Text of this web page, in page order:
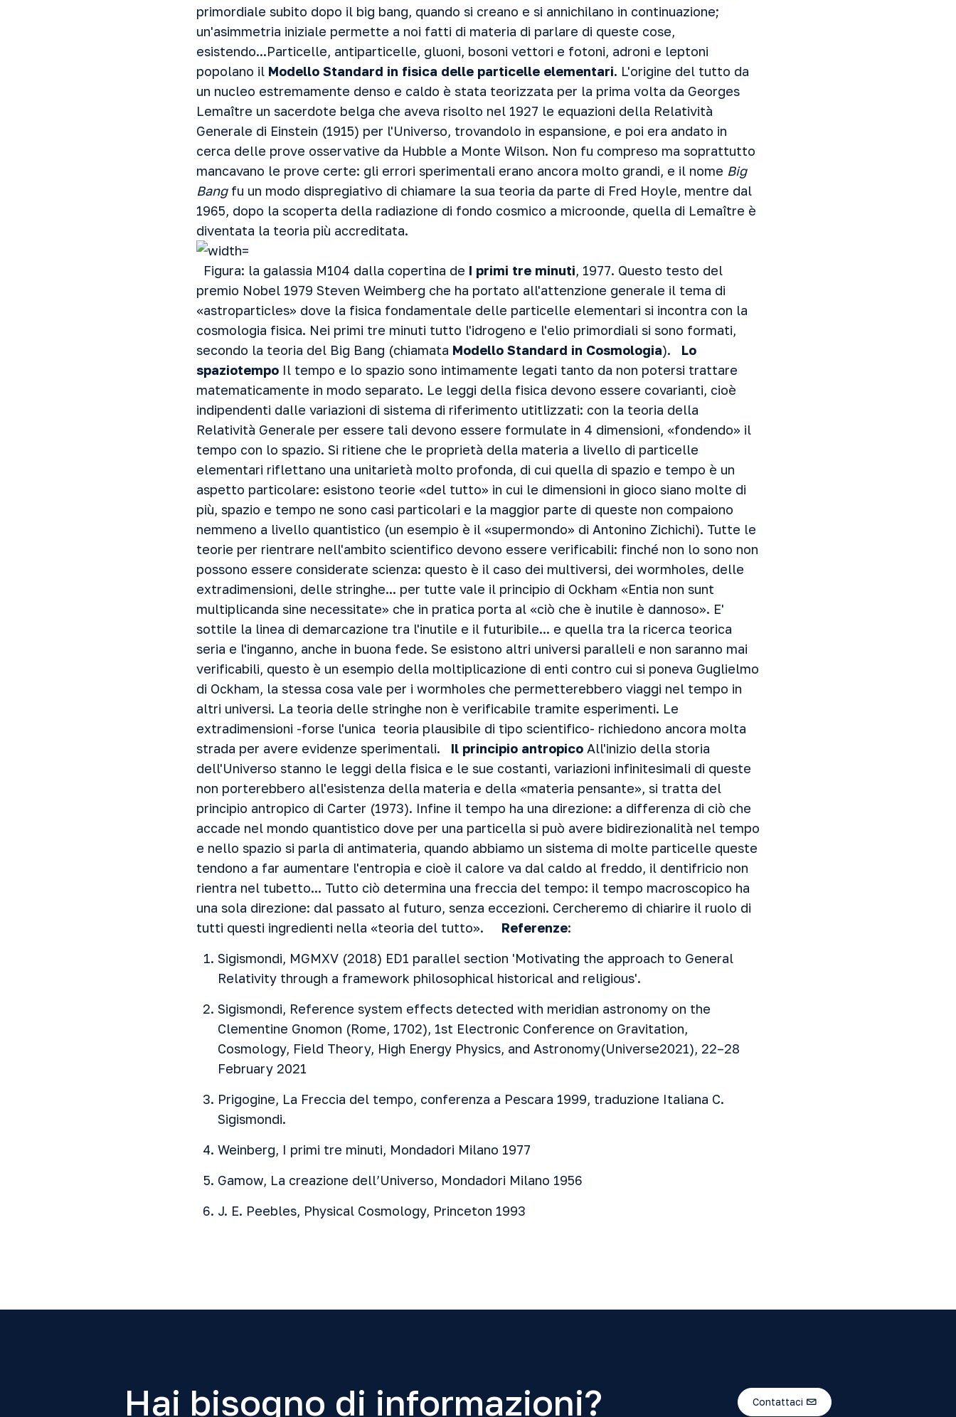
primordiale subito dopo il big bang, quando si creano e si annichilano in continuazione;
un'asimmetria iniziale permette a noi fatti di materia di parlare di queste cose,
esistendo...Particelle, antiparticelle, gluoni, bosoni vettori e fotoni, adroni e leptoni
popolano il Modello Standard in fisica delle particelle elementari. L'origine del tutto da
un nucleo estremamente denso e caldo è stata teorizzata per la prima volta da Georges
Lemaître un sacerdote belga che aveva risolto nel 1927 le equazioni della Relatività
Generale di Einstein (1915) per l'Universo, trovandolo in espansione, e poi era andato in
cerca delle prove osservative da Hubble a Monte Wilson. Non fu compreso ma soprattutto
mancavano le prove certe: gli errori sperimentali erano ancora molto grandi, e il nome Big
Bangfu un modo dispregiativo di chiamare la sua teoria da parte di Fred Hoyle, mentre dal
1965, dopo la scoperta della radiazione di fondo cosmico a microonde, quella di Lemaître è
diventata la teoria più accreditata.
Figura: la galassia M104 dalla copertina de I primi tre minuti, 1977. Questo testo del
premio Nobel 1979 Steven Weimberg che ha portato all'attenzione generale il tema di
«astroparticles» dove la fisica fondamentale delle particelle elementari si incontra con la
cosmologia fisica. Nei primi tre minuti tutto l'idrogeno e l'elio primordiali si sono formati,
secondo la teoria del Big Bang (chiamata Modello Standard in Cosmologia). Lo
spaziotempo Il tempo e lo spazio sono intimamente legati tanto da non potersi trattare
matematicamente in modo separato. Le leggi della fisica devono essere covarianti, cioè
indipendenti dalle variazioni di sistema di riferimento utitlizzati: con la teoria della
Relatività Generale per essere tali devono essere formulate in 4 dimensioni, «fondendo» il
tempo con lo spazio. Si ritiene che le proprietà della materia a livello di particelle
elementari riflettano una unitarietà molto profonda, di cui quella di spazio e tempo è un
aspetto particolare: esistono teorie «del tutto» in cui le dimensioni in gioco siano molte di
più, spazio e tempo ne sono casi particolari e la maggior parte di queste non compaiono
nemmeno a livello quantistico (un esempio è il «supermondo» di Antonino Zichichi). Tutte le
teorie per rientrare nell'ambito scientifico devono essere verificabili: finché non lo sono non
possono essere considerate scienza: questo è il caso dei multiversi, dei wormholes, delle
extradimensioni, delle stringhe... per tutte vale il principio di Ockham «Entia non sunt
multiplicanda sine necessitate» che in pratica porta al «ciò che è inutile è dannoso». E'
sottile la linea di demarcazione tra l'inutile e il futuribile... e quella tra la ricerca teorica
seria e l'inganno, anche in buona fede. Se esistono altri universi paralleli e non saranno mai
verificabili, questo è un esempio della moltiplicazione di enti contro cui si poneva Guglielmo
di Ockham, la stessa cosa vale per i wormholes che permetterebbero viaggi nel tempo in
altri universi. La teoria delle stringhe non è verificabile tramite esperimenti. Le
extradimensioni -forse l'unica teoria plausibile di tipo scientifico- richiedono ancora molta
strada per avere evidenze sperimentali.
Il principio antropico All'inizio della storia
dell'Universo stanno le leggi della fisica e le sue costanti, variazioni infinitesimali di queste
non porterebbero all'esistenza della materia e della «materia pensante», si tratta del
principio antropico di Carter (1973). Infine il tempo ha una direzione: a differenza di ciò che
accade nel mondo quantistico dove per una particella si può avere bidirezionalità nel tempo
e nello spazio si parla di antimateria, quando abbiamo un sistema di molte particelle queste
tendono a far aumentare l'entropia e cioè il calore va dal caldo al freddo, il dentifricio non
rientra nel tubetto... Tutto ciò determina una freccia del tempo: il tempo macroscopico ha
una sola direzione: dal passato al futuro, senza eccezioni. Cercheremo di chiarire il ruolo di
tutti questi ingredienti nella «teoria del tutto».
Referenze:
Sigismondi, MGMXV (2018) ED1 parallel section 'Motivating the approach to General
Relativity through a framework philosophical historical and religious'.
Sigismondi, Reference system effects detected with meridian astronomy on the
Clementine Gnomon (Rome, 1702), 1st Electronic Conference on Gravitation,
Cosmology, Field Theory, High Energy Physics, and Astronomy(Universe2021), 22–28
February 2021
Prigogine, La Freccia del tempo, conferenza a Pescara 1999, traduzione Italiana C.
Sigismondi.
Weinberg, I primi tre minuti, Mondadori Milano 1977
Gamow, La creazione dell’Universo, Mondadori Milano 1956
J. E. Peebles, Physical Cosmology, Princeton 1993
Hai bisogno di informazioni? Contattaci